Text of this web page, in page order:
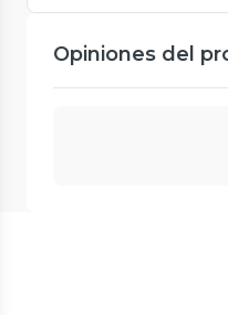
Opiniones del